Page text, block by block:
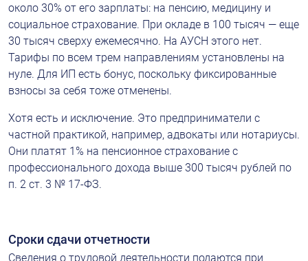
около 30% от его зарплаты: на пенсию, медицину и
социальное страхование. При окладе в 100 тысяч — еще
30 тысяч сверху ежемесячно. На АУСН этого нет.
Тарифы по всем трем направлениям установлены на
нуле. Для ИП есть бонус, поскольку фиксированные
взносы за себя тоже отменены.
Хотя есть и исключение. Это предприниматели с
частной практикой, например, адвокаты или нотариусы.
Они платят 1% на пенсионное страхование с
профессионального дохода выше 300 тысяч рублей по
п. 2 ст. 3 № 17‑ФЗ.
Сроки сдачи отчетности
Сведения о трудовой деятельности подаются при